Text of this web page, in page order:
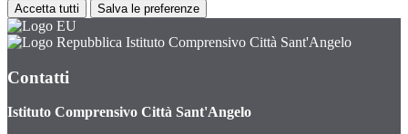
Accetta tutti Salva le preferenze
Istituto Comprensivo Città Sant'Angelo
Contatti
Istituto Comprensivo Città Sant'Angelo